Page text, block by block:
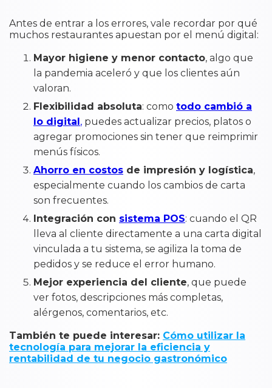
Antes de entrar a los errores, vale recordar por qué
muchos restaurantes apuestan por el menú digital:
Mayor higiene y menor contacto, algo que
la pandemia aceleró y que los clientes aún
valoran.
Flexibilidad absoluta: como todo cambió a
lo digital, puedes actualizar precios, platos o
agregar promociones sin tener que reimprimir
menús físicos.
Ahorro en costos de impresión y logística,
especialmente cuando los cambios de carta
son frecuentes.
Integración con sistema POS: cuando el QR
lleva al cliente directamente a una carta digital
vinculada a tu sistema, se agiliza la toma de
pedidos y se reduce el error humano.
Mejor experiencia del cliente, que puede
ver fotos, descripciones más completas,
alérgenos, comentarios, etc.
También te puede interesar: Cómo utilizar la
tecnología para mejorar la eficiencia y
rentabilidad de tu negocio gastronómico